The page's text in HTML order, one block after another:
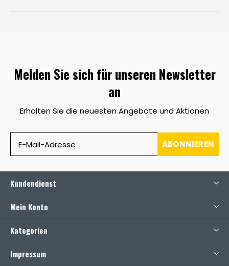
Melden Sie sich für unseren Newsletter
an
Erhalten Sie die neuesten Angebote und Aktionen
ABONNIEREN
Kundendienst
Mein Konto
Kategorien
Impressum